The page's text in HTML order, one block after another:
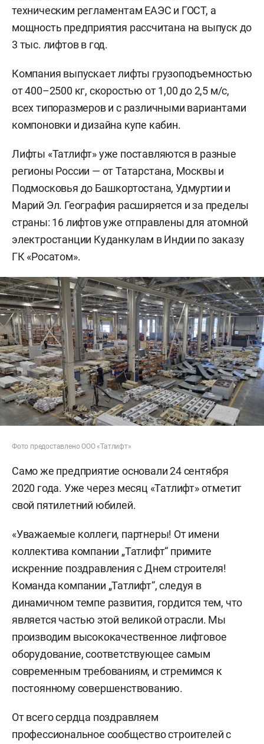
техническим регламентам ЕАЭС и ГОСТ, а
мощность предприятия рассчитана на выпуск до
3 тыс. лифтов в год.
Компания выпускает лифты грузоподъемностью
от 400–2500 кг, скоростью от 1,00 до 2,5 м/с,
всех типоразмеров и с различными вариантами
компоновки и дизайна купе кабин.
Лифты «Татлифт» уже поставляются в разные
регионы России — от Татарстана, Москвы и
Подмосковья до Башкортостана, Удмуртии и
Марий Эл. География расширяется и за пределы
страны: 16 лифтов уже отправлены для атомной
электростанции Куданкулам в Индии по заказу
ГК «Росатом».
Фото предоставлено ООО «Татлифт»
Само же предприятие основали 24 сентября
2020 года. Уже через месяц «Татлифт» отметит
свой пятилетний юбилей.
«Уважаемые коллеги, партнеры! От имени
коллектива компании „Татлифт“ примите
искренние поздравления с Днем строителя!
Команда компании „Татлифт“, следуя в
динамичном темпе развития, гордится тем, что
является частью этой великой отрасли. Мы
производим высококачественное лифтовое
оборудование, соответствующее самым
современным требованиям, и стремимся к
постоянному совершенствованию.
От всего сердца поздравляем
профессиональное сообщество строителей с